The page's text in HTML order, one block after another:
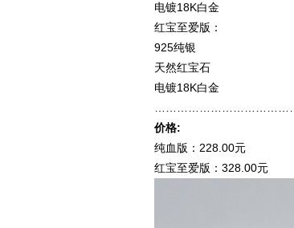
电镀18K白金
红宝至爱版：
925纯银
天然红宝石
电镀18K白金
价格:
纯血版：228.00元
红宝至爱版：328.00元